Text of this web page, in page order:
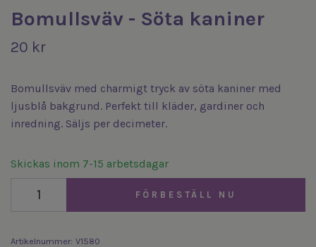
Bomullsväv - Söta kaniner
20 kr
Bomullsväv med charmigt tryck av söta kaniner med
ljusblå bakgrund. Perfekt till kläder, gardiner och
inredning. Säljs per decimeter.
Skickas inom 7-15 arbetsdagar
FÖRBESTÄLL NU
Artikelnummer: V1580